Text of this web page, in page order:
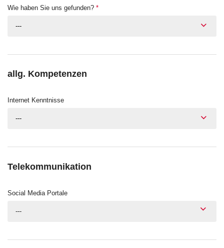
Wie haben Sie uns gefunden? *
---
allg. Kompetenzen
Internet Kenntnisse
---
Telekommunikation
Social Media Portale
---